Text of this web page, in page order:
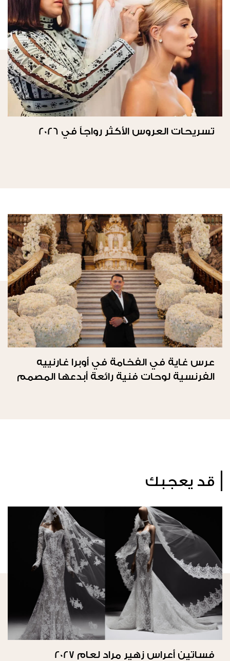
تسريحات العروس الأكثر رواجاً في 2026
عرس غاية في الفخامة في أوبرا غارنييه
الفرنسية لوحات فنية رائعة أبدعها المصمم
قد يعجبك
فساتين أعراس زهير مراد لعام 2027